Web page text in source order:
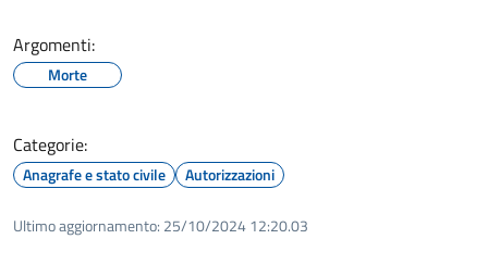
Argomenti:
Morte
Categorie:
Anagrafe e stato civile Autorizzazioni
Ultimo aggiornamento: 25/10/2024 12:20.03